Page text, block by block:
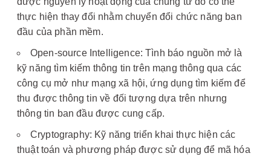
thực hiện thay đổi nhằm chuyển đổi chức năng ban
đầu của phần mềm.
Open-source Intelligence: Tình báo nguồn mở là
kỹ năng tìm kiếm thông tin trên mạng thông qua các
công cụ mở như mạng xã hội, ứng dụng tìm kiếm để
thu được thông tin về đối tượng dựa trên nhưng
thông tin ban đầu được cung cấp.
Cryptography: Kỹ năng triển khai thực hiện các
thuật toán và phương pháp được sử dụng để mã hóa